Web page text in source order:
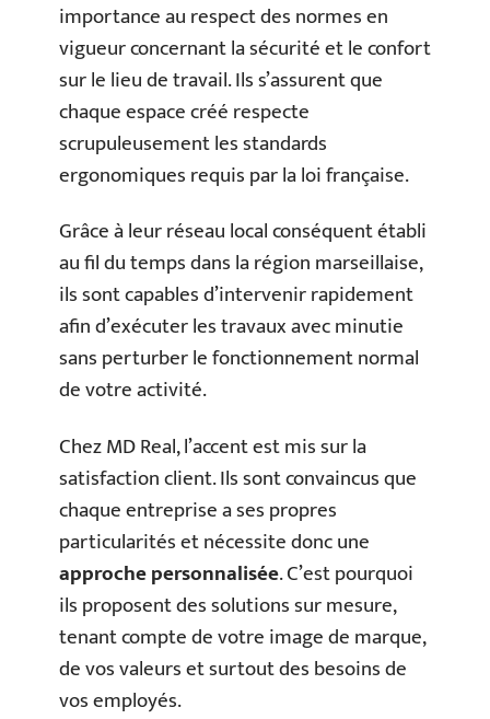
importance au respect des normes en
vigueur concernant la sécurité et le confort
sur le lieu de travail. Ils s’assurent que
chaque espace créé respecte
scrupuleusement les standards
ergonomiques requis par la loi française.
Grâce à leur réseau local conséquent établi
au fil du temps dans la région marseillaise,
ils sont capables d’intervenir rapidement
afin d’exécuter les travaux avec minutie
sans perturber le fonctionnement normal
de votre activité.
Chez MD Real, l’accent est mis sur la
satisfaction client. Ils sont convaincus que
chaque entreprise a ses propres
particularités et nécessite donc une
approche personnalisée. C’est pourquoi
ils proposent des solutions sur mesure,
tenant compte de votre image de marque,
de vos valeurs et surtout des besoins de
vos employés.